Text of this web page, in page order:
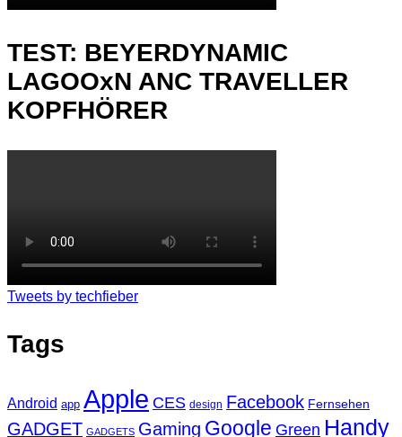
TEST: BEYERDYNAMIC
LAGOOxN ANC TRAVELLER
KOPFHÖRER
Tweets by techfieber
Tags
Android app Apple CES design Facebook Fernsehen
GADGET GADGETS Gaming Google Green Handy